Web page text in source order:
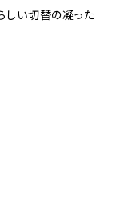
しい切替の凝った